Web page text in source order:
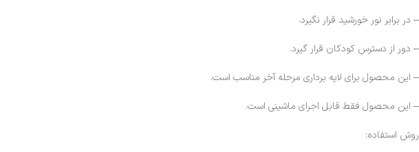
– در برابر نور خورشید قرار نگیرد.
– دور از دسترس کودکان قرار گیرد.
– این محصول برای لایه برداری مرحله آخر مناسب است.
– این محصول فقط قابل اجرای ماشینی است.
روش استفاده: